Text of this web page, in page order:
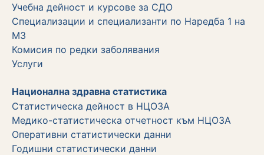
Учебна дейност и курсове за СДО
Специализации и специализанти по Наредба 1 на
МЗ
Комисия по редки заболявания
Услуги
Национална здравна статистика
Статистическа дейност в НЦОЗА
Медико-статистическа отчетност към НЦОЗА
Оперативни статистически данни
Годишни статистически данни